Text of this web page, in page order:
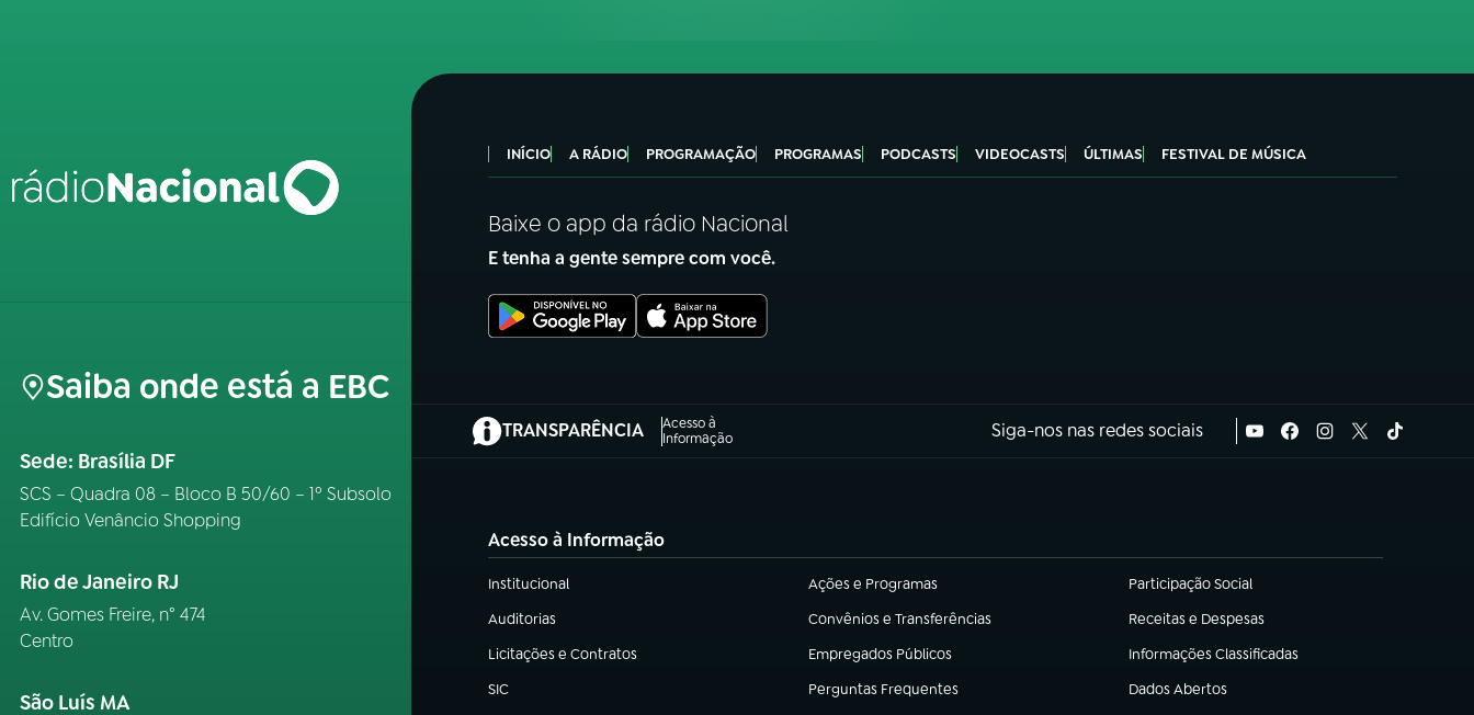
Saiba onde está a EBC
Sede: Brasília DF
SCS – Quadra 08 – Bloco B 50/60 – 1º Subsolo
Edifício Venâncio Shopping
Rio de Janeiro RJ
Av. Gomes Freire, n° 474
Centro
São Luís MA
INÍCIO A RÁDIO PROGRAMAÇÃO PROGRAMAS PODCASTS VIDEOCASTS ÚLTIMAS FESTIVAL DE MÚSICA
Baixe o app da rádio Nacional
E tenha a gente sempre com você.
TRANSPARÊNCIA
Acesso à
Informação
(abre em nova aba) Siga-nos nas redes sociais
Acesso à Informação
Institucional
(abre em nova aba) Ações e Programas
(abre em nova aba) Participação Social
(abre em nova aba)
Auditorias
(abre em nova aba) Convênios e Transferências
(abre em nova aba) Receitas e Despesas
(abre em nova aba)
Licitações e Contratos
(abre em nova aba) Empregados Públicos
(abre em nova aba) Informações Classificadas
(abre em nova aba)
SIC
(abre em nova aba) Perguntas Frequentes
(abre em nova aba) Dados Abertos
(abre em nova aba)